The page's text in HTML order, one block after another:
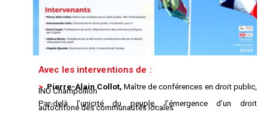
Avec les interventions de :
>Pierre-Alain Collot, Maître de conférences en droit public,
INU Champollion
Par-delà l’unicité du peuple, l’émergence d’un droit
autochtone des communautés locales